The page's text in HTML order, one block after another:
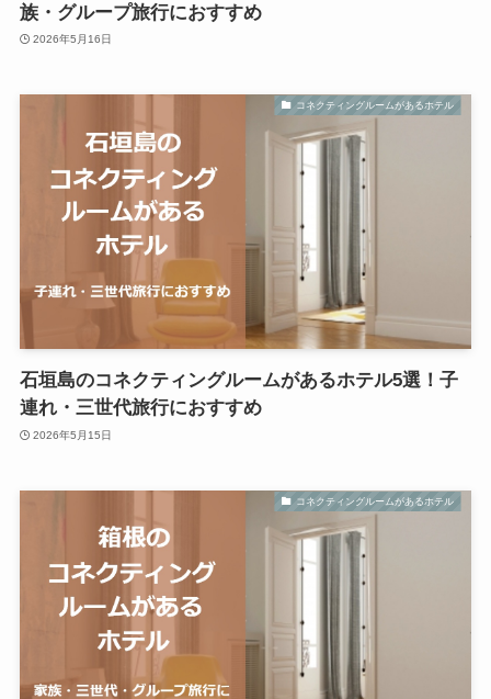
族・グループ旅行におすすめ
2026年5月16日
コネクティングルームがあるホテル
石垣島のコネクティングルームがあるホテル5選！子
連れ・三世代旅行におすすめ
2026年5月15日
コネクティングルームがあるホテル